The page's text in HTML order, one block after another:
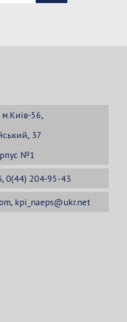
Search
Search
56,
37
№1
0(44) 204-95-43
, kpi_naeps@ukr.net